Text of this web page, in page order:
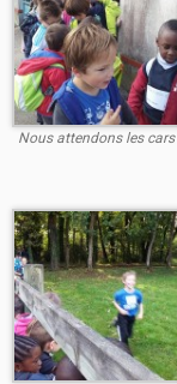
Nous attendons les cars